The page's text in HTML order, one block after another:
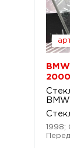
2000
1998;